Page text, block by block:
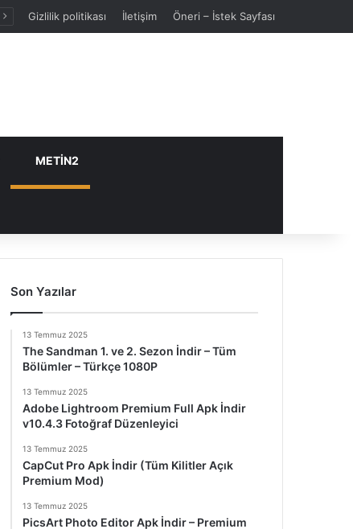
Gizlilik politikası İletişim Öneri – İstek Sayfası
METİN2
Son Yazılar
13 Temmuz 2025
The Sandman 1. ve 2. Sezon İndir – Tüm
Bölümler – Türkçe 1080P
13 Temmuz 2025
Adobe Lightroom Premium Full Apk İndir
v10.4.3 Fotoğraf Düzenleyici
13 Temmuz 2025
CapCut Pro Apk İndir (Tüm Kilitler Açık
Premium Mod)
13 Temmuz 2025
PicsArt Photo Editor Apk İndir – Premium